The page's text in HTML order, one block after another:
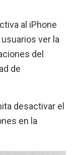
al iPhone
ver la
del
de
desactivar el
en la